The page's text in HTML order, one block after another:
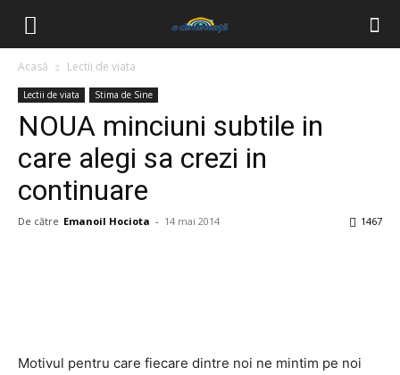
Acasă Lectii de viata
Lectii de viata Stima de Sine
NOUA minciuni subtile in
care alegi sa crezi in
continuare
De către Emanoil Hociota - 14 mai 2014 1467
Motivul pentru care fiecare dintre noi ne mintim pe noi